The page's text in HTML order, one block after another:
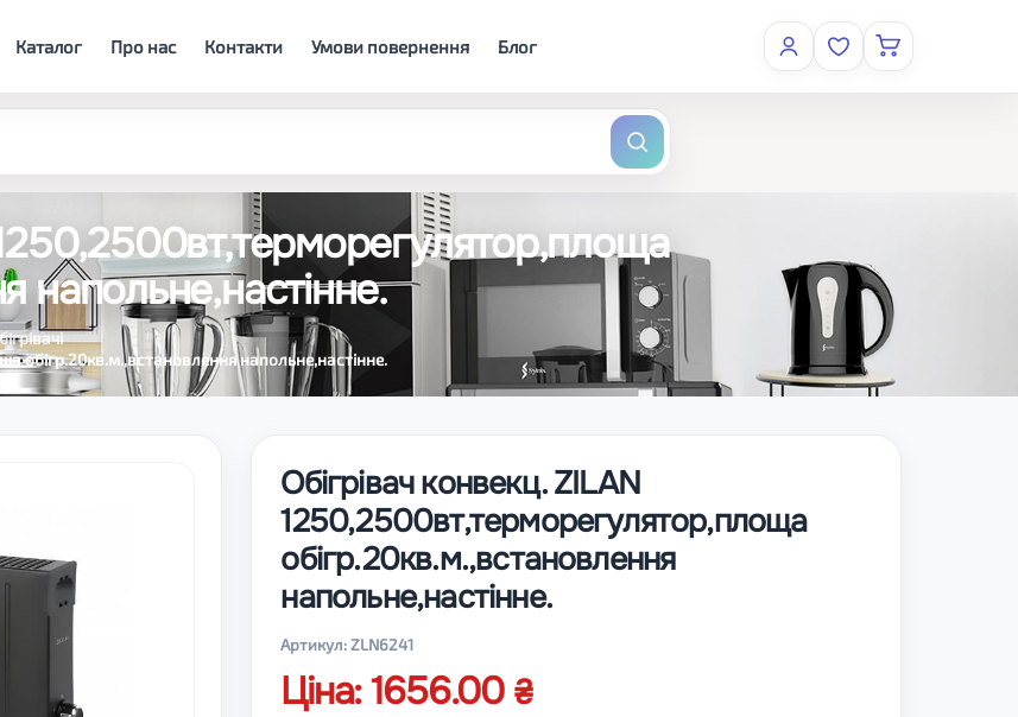
Каталог Про нас Контакти Умови повернення Блог
напольне,настінне.
обігр.20кв.м.,встановлення напольне,настінне.
Обігрівач конвекц. ZILAN
1250,2500вт,терморегулятор,площа
обігр.20кв.м.,встановлення
напольне,настінне.
Артикул: ZLN6241
Ціна: 1656.00